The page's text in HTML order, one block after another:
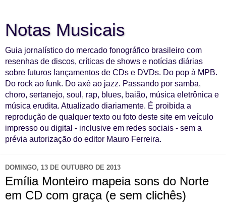
Notas Musicais
Guia jornalístico do mercado fonográfico brasileiro com
resenhas de discos, críticas de shows e notícias diárias
sobre futuros lançamentos de CDs e DVDs. Do pop à MPB.
Do rock ao funk. Do axé ao jazz. Passando por samba,
choro, sertanejo, soul, rap, blues, baião, música eletrônica e
música erudita. Atualizado diariamente. É proibida a
reprodução de qualquer texto ou foto deste site em veículo
impresso ou digital - inclusive em redes sociais - sem a
prévia autorização do editor Mauro Ferreira.
DOMINGO, 13 DE OUTUBRO DE 2013
Emília Monteiro mapeia sons do Norte
em CD com graça (e sem clichês)